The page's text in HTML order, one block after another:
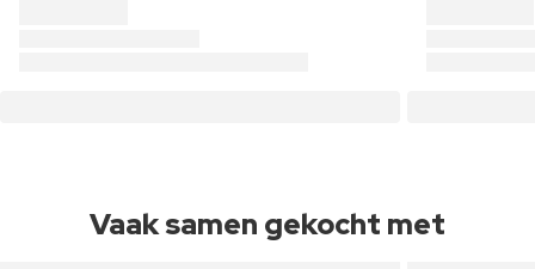
Vaak samen gekocht met